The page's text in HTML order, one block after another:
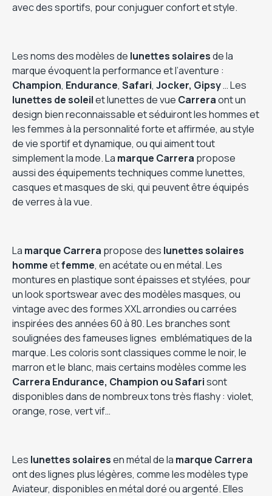
avec des sportifs, pour conjuguer confort et style.
Les noms des modèles de lunettes solairesde la
marque évoquent la performance et l’aventure :
Champion, Endurance, Safari, Jocker, Gipsy… Les
lunettes de soleilet lunettes de vue Carreraont un
design bien reconnaissable et séduiront les hommes et
les femmes à la personnalité forte et affirmée, au style
de vie sportif et dynamique, ou qui aiment tout
simplement la mode. La marque Carrera propose
aussi des équipements techniques comme lunettes,
casques et masques de ski, qui peuvent être équipés
de verres à la vue.
La marque Carrera propose des lunettes solaires
hommeetfemme, en acétate ou en métal. Les
montures en plastique sont épaisses et stylées, pour
un look sportswear avec des modèles masques, ou
vintage avec des formes XXL arrondies ou carrées
inspirées des années 60 à 80. Les branches sont
soulignées des fameuses lignes emblématiques de la
marque. Les coloris sont classiques comme le noir, le
marron et le blanc, mais certains modèles comme les
Carrera Endurance, Champion ou Safarisont
disponibles dans de nombreux tons très flashy : violet,
orange, rose, vert vif…
Les lunettes solairesen métal de la marque Carrera
ont des lignes plus légères, comme les modèles type
Aviateur, disponibles en métal doré ou argenté. Elles